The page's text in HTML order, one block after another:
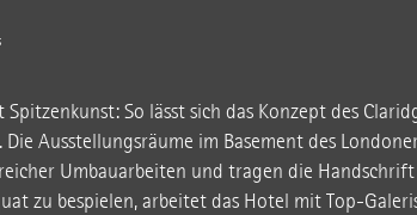
So lässt sich das Konzept des
Ausstellungsräume im Basement des
Umbauarbeiten und tragen die
zu bespielen, arbeitet das Hotel mit Top-